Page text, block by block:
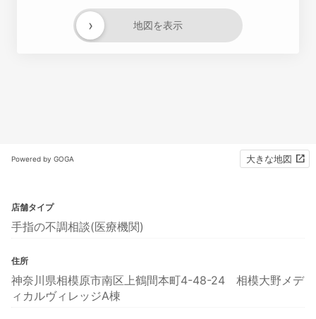
地図を表示
›
Powered by GOGA 大きな地図
店舗タイプ
手指の不調相談(医療機関)
住所
神奈川県相模原市南区上鶴間本町4-48-24 相模大野メデ
ィカルヴィレッジA棟